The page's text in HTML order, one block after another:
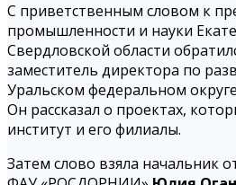
С приветственным словом к
промышленности и науки
Свердловской области
заместитель директора по
Уральском федеральном
Он рассказал о проектах,
институт и его филиалы.
Затем слово взяла начальник